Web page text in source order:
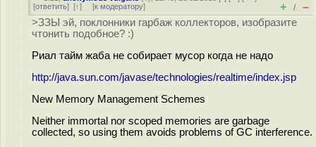
[ответить] [↑] [к модератору] + / –
>ЗЗЫ эй, поклонники гарбаж коллекторов, изобразите
чтонить подобное? :)
Риал тайм жаба не собирает мусор когда не надо
http://java.sun.com/javase/technologies/realtime/index.jsp
New Memory Management Schemes
Neither immortal nor scoped memories are garbage
collected, so using them avoids problems of GC interference.